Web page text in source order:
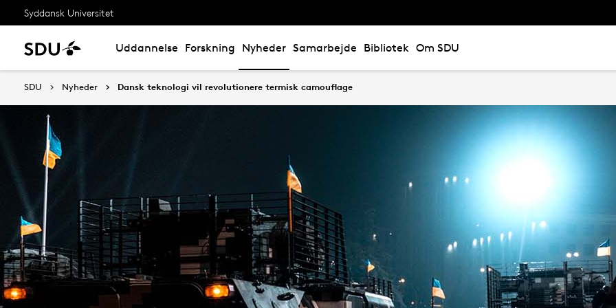
Syddansk Universitet
Uddannelse Forskning Nyheder Samarbejde Bibliotek Om SDU
SDU Nyheder Dansk teknologi vil revolutionere termisk camouflage